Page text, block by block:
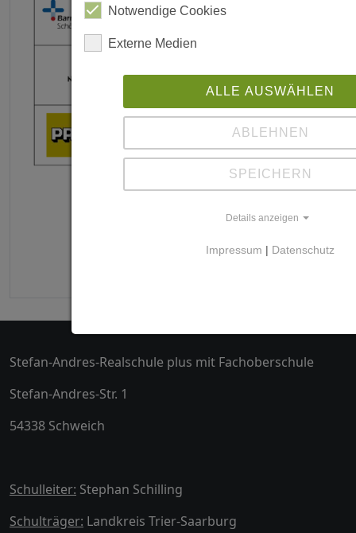
Stefan-Andres-Realschule plus mit Fachoberschule
Stefan-Andres-Str. 1
54338 Schweich
Schulleiter: Stephan Schilling
Schulträger: Landkreis Trier-Saarburg
Notwendige Cookies
Externe Medien
ALLE AUSWÄHLEN
ABLEHNEN
SPEICHERN
Details anzeigen
Impressum | Datenschutz